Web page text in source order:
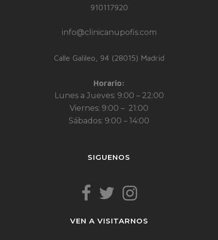
910117920
info@clinicanupofis.com
Calle Galileo, 94 (28015) Madrid
Horario:
Lunes a Jueves: 9:00 – 22:00
Viernes: 9:00 – 21:00
Sábados: 9:00 – 14:00
SIGUENOS
VEN A VISITARNOS